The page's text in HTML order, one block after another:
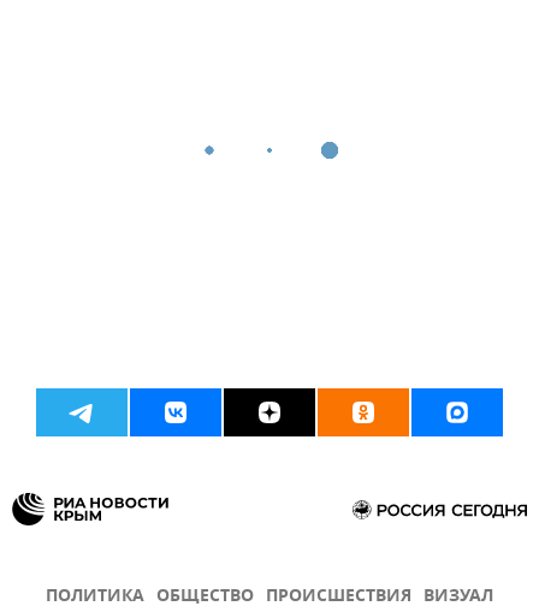
ПОЛИТИКА ОБЩЕСТВО ПРОИСШЕСТВИЯ ВИЗУАЛ